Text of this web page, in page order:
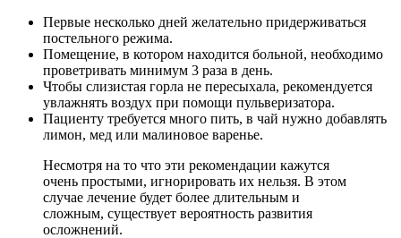
Первые несколько дней желательно придерживаться
постельного режима.
Помещение, в котором находится больной, необходимо
проветривать минимум 3 раза в день.
Чтобы слизистая горла не пересыхала, рекомендуется
увлажнять воздух при помощи пульверизатора.
Пациенту требуется много пить, в чай нужно добавлять
лимон, мед или малиновое варенье.
Несмотря на то что эти рекомендации кажутся
очень простыми, игнорировать их нельзя. В этом
случае лечение будет более длительным и
сложным, существует вероятность развития
осложнений.